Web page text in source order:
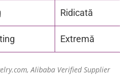
Ridicată
Extremă
Alibaba Verified Supplier